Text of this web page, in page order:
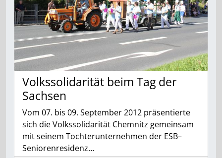
Volkssolidarität beim Tag der
Sachsen
Vom 07. bis 09. September 2012 präsentierte
sich die Volkssolidarität Chemnitz gemeinsam
mit seinem Tochterunternehmen der ESB–
Seniorenresidenz…